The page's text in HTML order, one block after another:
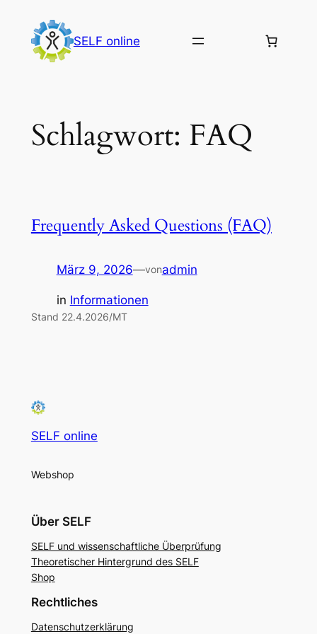
Inhalt
springen
SELF online
Schlagwort: FAQ
Frequently Asked Questions (FAQ)
März 9, 2026—vonadmin
in Informationen
Stand 22.4.2026/MT
SELF online
Webshop
Über SELF
SELF und wissenschaftliche Überprüfung
Theoretischer Hintergrund des SELF
Shop
Rechtliches
Datenschutzerklärung